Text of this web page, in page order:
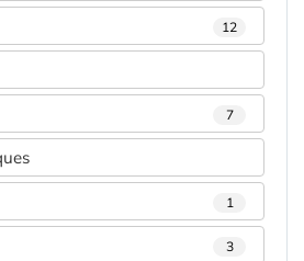
12
7
1
3